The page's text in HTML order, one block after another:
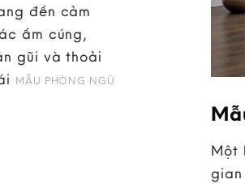
đến cảm
ấm cúng,
gũi và thoải
MẪU PHÒNG NGỦ
Một